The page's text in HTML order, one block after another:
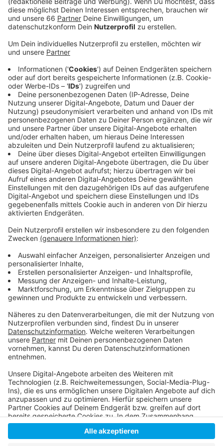
Anzeige
nach acht Uhr "am Steinkaul" in Himmelgeist. Von dort
aus laufen die Teilnehmerinnen und Teilnehmer unter
anderem über die Fleher Brücke und durch den
Neusser Yachthafen. Der Rückweg führt sie über die
Südbrücke am Rhein entlang zurück nach Himmelgeist.
In diesem Jahr haben sich etwa 500 Menschen
angemeldet.
Anzeige
Weitere Links und Infos zum Thema:
Anzeige
Jahr sein Comeback gefeiert
Mehr Infos zum Himmelgeister Brückenlauf
Der Antenne Düsseldorf Wetterbericht
Anzeige
Anzeige